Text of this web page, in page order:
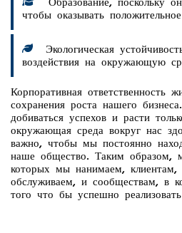
чтобы оказывать
Экологическая
воздействия на окружающую
Корпоративная ответственность
сохранения роста нашего
добиваться успехов и расти
окружающая среда вокруг нас
важно, чтобы мы постоянно
наше общество. Таким
которых мы нанимаем,
обслуживаем, и сообществам, в
того что бы успешно